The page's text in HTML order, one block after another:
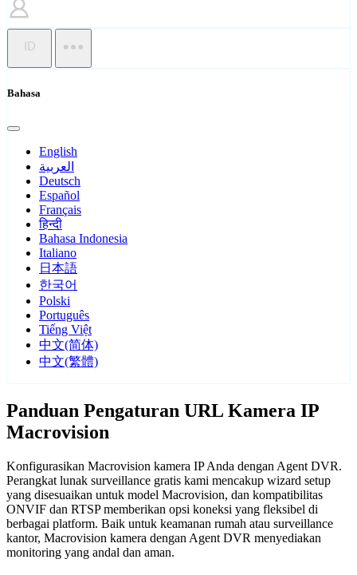
ID
Bahasa
English
العربية
Deutsch
Español
Français
हिन्दी
Bahasa Indonesia
Italiano
日本語
한국어
Polski
Português
Tiếng Việt
中文(简体)
中文(繁體)
Panduan Pengaturan URL Kamera IP
Macrovision
Konfigurasikan Macrovision kamera IP Anda dengan Agent DVR.
Perangkat lunak surveillance gratis kami mencakup wizard setup
yang disesuaikan untuk model Macrovision, dan kompatibilitas
ONVIF dan RTSP memberikan opsi koneksi yang fleksibel di
berbagai platform. Baik untuk keamanan rumah atau surveillance
kantor, Macrovision kamera dengan Agent DVR menyediakan
monitoring yang andal dan aman.